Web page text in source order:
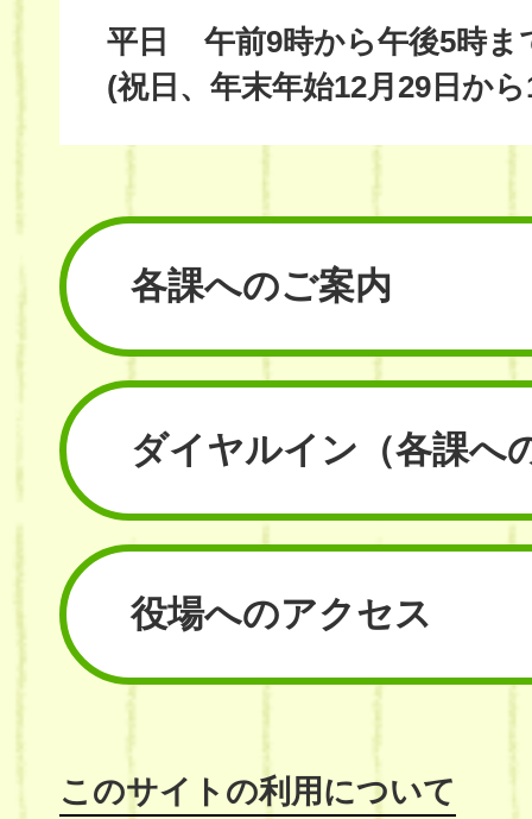
平日
午前9時から午後5時ま
(祝日、年末年始12月29日か
各課へのご案内
ダイヤルイン （各課へ
役場へのアクセス
このサイトの利用について